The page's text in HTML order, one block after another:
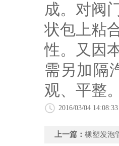
成。对阀
状包上粘
性。又因
需另加隔
观、平整
2016/03/04 14:08:33
上一篇： 橡塑发泡